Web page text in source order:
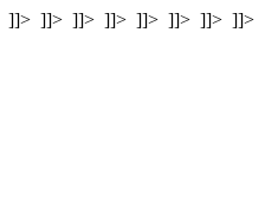
]]> ]]> ]]> ]]> ]]> ]]> ]]> ]]>